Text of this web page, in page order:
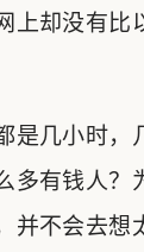
却没有
几小时，
有钱人？
不会去